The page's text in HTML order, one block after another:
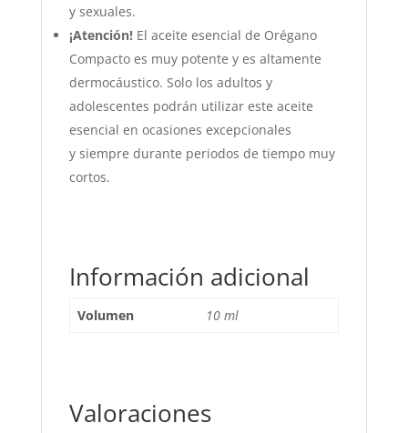
y sexuales.
¡Atención! El aceite esencial de Orégano
Compacto es muy potente y es altamente
dermocáustico. Solo los adultos y
adolescentes podrán utilizar este aceite
esencial en ocasiones excepcionales
y siempre durante periodos de tiempo muy
cortos.
Información adicional
Volumen 10 ml
Valoraciones